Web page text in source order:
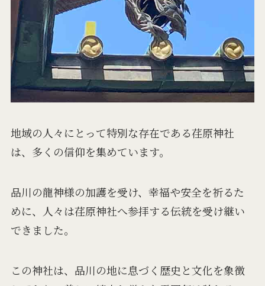
地域の人々にとって特別な存在である荏原神社
は、多くの信仰を集めています。
品川の龍神様の加護を受け、幸福や安全を祈るた
めに、人々は荏原神社へ参拝する伝統を受け継い
できました。
この神社は、品川の地に息づく歴史と文化を象徴